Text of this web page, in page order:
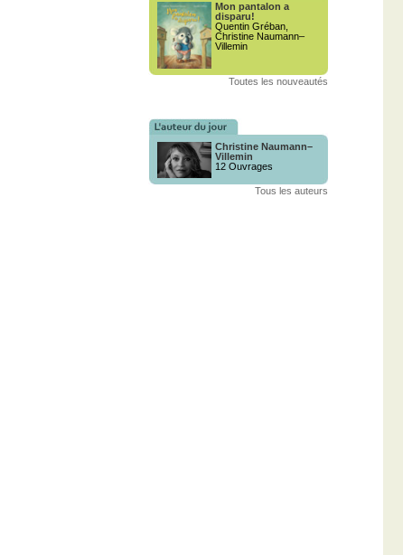
Mon pantalon a
disparu!
Quentin Gréban,
Christine Naumann–
Villemin
Toutes les nouveautés
Christine Naumann–
Villemin
12 Ouvrages
Tous les auteurs